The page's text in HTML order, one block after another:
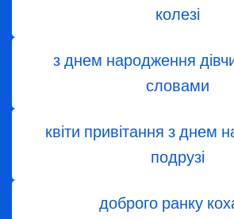
колезі
з днем ​​народження
словами
квіти привітання з днем
подрузі
доброго ранку